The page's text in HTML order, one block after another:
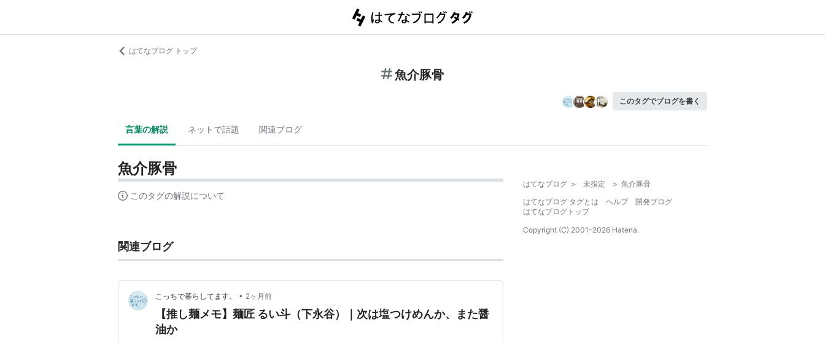
はてなブログ トップ
魚介豚骨
このタグでブログを書く
言葉の解説 ネットで話題 関連ブログ
魚介豚骨
このタグの解説について
関連ブログ
こっちで暮らしてます。 • 2ヶ月前
【推し麺メモ】麺匠 るい斗（下永谷）｜次は塩つけめんか、また醤
油か
はてなブログ > 未指定 > 魚介豚骨
はてなブログ タグとは
ヘルプ
開発ブログ
はてなブログトップ
Copyright (C) 2001-2026 Hatena.